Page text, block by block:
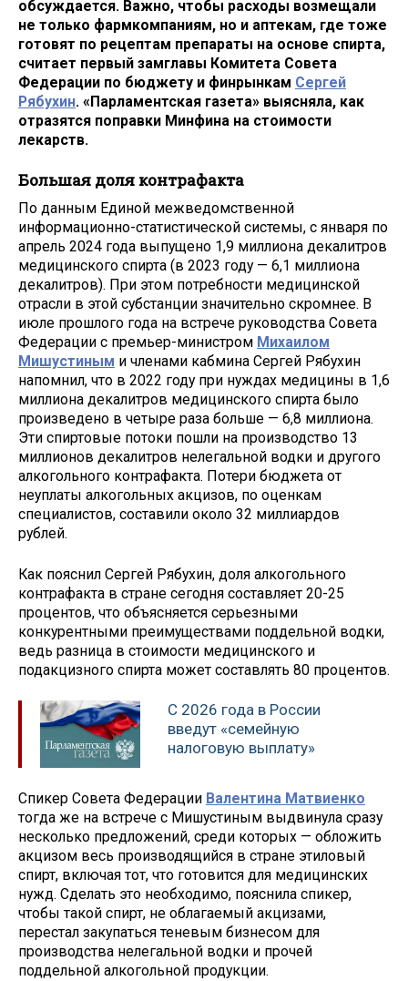
обсуждается. Важно, чтобы расходы возмещали
не только фармкомпаниям, но и аптекам, где тоже
готовят по рецептам препараты на основе спирта,
считает первый замглавы Комитета Совета
Федерации по бюджету и финрынкам Сергей
Рябухин. «Парламентская газета» выясняла, как
отразятся поправки Минфина на стоимости
лекарств.
Большая доля контрафакта
По данным Единой межведомственной
информационно-статистической системы, с января по
апрель 2024 года выпущено 1,9 миллиона декалитров
медицинского спирта (в 2023 году — 6,1 миллиона
декалитров). При этом потребности медицинской
отрасли в этой субстанции значительно скромнее. В
июле прошлого года на встрече руководства Совета
Федерации с премьер-министром Михаилом
Мишустиным и членами кабмина Сергей Рябухин
напомнил, что в 2022 году при нуждах медицины в 1,6
миллиона декалитров медицинского спирта было
произведено в четыре раза больше — 6,8 миллиона.
Эти спиртовые потоки пошли на производство 13
миллионов декалитров нелегальной водки и другого
алкогольного контрафакта. Потери бюджета от
неуплаты алкогольных акцизов, по оценкам
специалистов, составили около 32 миллиардов
рублей.
Как пояснил Сергей Рябухин, доля алкогольного
контрафакта в стране сегодня составляет 20-25
процентов, что объясняется серьезными
конкурентными преимуществами поддельной водки,
ведь разница в стоимости медицинского и
подакцизного спирта может составлять 80 процентов.
С 2026 года в России
введут «семейную
налоговую выплату»
Спикер Совета Федерации Валентина Матвиенко
тогда же на встрече с Мишустиным выдвинула сразу
несколько предложений, среди которых — обложить
акцизом весь производящийся в стране этиловый
спирт, включая тот, что готовится для медицинских
нужд. Сделать это необходимо, пояснила спикер,
чтобы такой спирт, не облагаемый акцизами,
перестал закупаться теневым бизнесом для
производства нелегальной водки и прочей
поддельной алкогольной продукции.